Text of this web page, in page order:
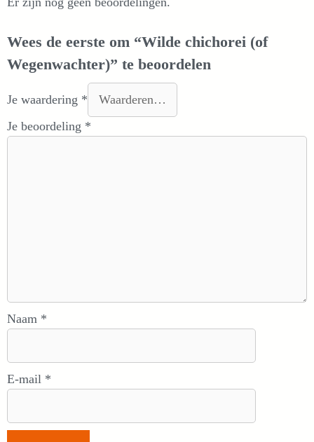
Wees de eerste om “Wilde chichorei (of
Wegenwachter)” te beoordelen
Je waardering *
Je beoordeling *
Naam *
E-mail *